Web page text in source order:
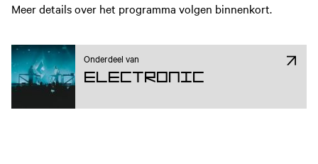
Meer details over het programma volgen binnenkort.
Onderdeel van
Electronic